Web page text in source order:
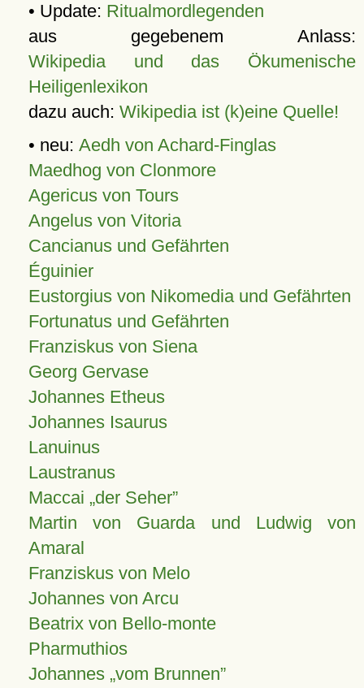
• Update: Ritualmordlegenden
aus gegebenem Anlass:
Wikipedia und das Ökumenische
Heiligenlexikon
dazu auch: Wikipedia ist (k)eine Quelle!
• neu: Aedh von Achard-Finglas
Maedhog von Clonmore
Agericus von Tours
Angelus von Vitoria
Cancianus und Gefährten
Éguinier
Eustorgius von Nikomedia und Gefährten
Fortunatus und Gefährten
Franziskus von Siena
Georg Gervase
Johannes Etheus
Johannes Isaurus
Lanuinus
Laustranus
Maccai „der Seher”
Martin von Guarda und Ludwig von
Amaral
Franziskus von Melo
Johannes von Arcu
Beatrix von Bello-monte
Pharmuthios
Johannes vom Brunnen